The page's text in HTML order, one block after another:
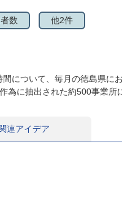
数 他2件
について、毎月の徳島県に
に抽出された約500事業所
連アイデア